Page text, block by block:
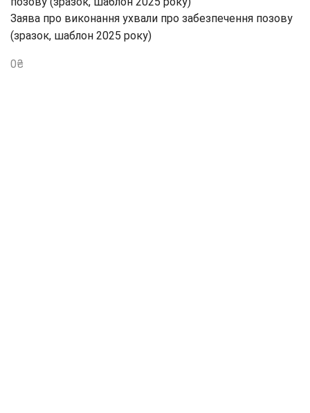
Заява про виконання ухвали про забезпечення позову
(зразок, шаблон 2025 року)
0₴